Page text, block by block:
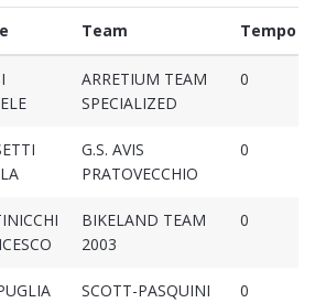
Team Tempo
ARRETIUM TEAM
SPECIALIZED
0
G.S. AVIS
PRATOVECCHIO
0
BIKELAND TEAM
2003
0
SCOTT-PASQUINI
0